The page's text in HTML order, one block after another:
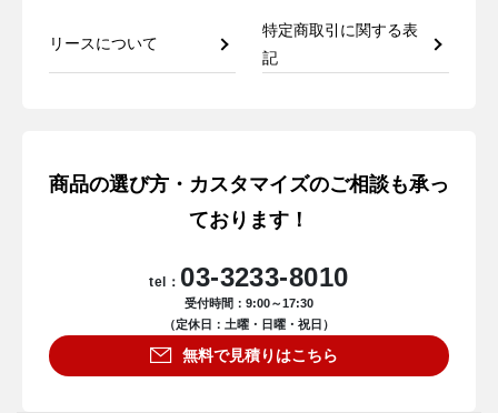
リースについて
特定商取引に関する表
記
商品の選び方・カスタマイズのご相談も承っ
ております！
tel： 03-3233-8010
受付時間：9:00～17:30
（定休日：土曜・日曜・祝日）
無料で見積りはこちら